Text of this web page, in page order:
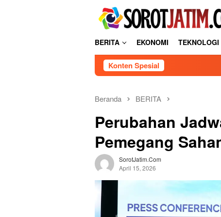
BERITA EKONOMI TEKNOLOGI
Konten Spesial
Beranda BERITA
Perubahan
Pemegang
SorotJatim.com
April 15, 2026